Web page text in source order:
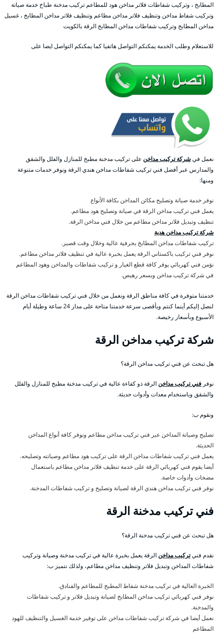
المطابخ ، وتركيب شفاطات فلاتر مداخن هود للمطاعم تركيب مدخنة طباخ خدمة صيانة
وتركيب شفاط مداخن وتنظيف فلاتر مداخن مطاعم وتنظيف فلاتر مداخن المطابخ ، غسيل
مداخن المطابخ وتركيب شفاطات مداخن المطابخ الرقة بالكويت
للاستعلام وطلب الخدمة يمكنكم التواصل هاتفيا كما يمكنكم التواصل ايضا على
نعمل فيشركة تركيب مداخن على تركيب مدخنة مطبخ للمنازل والفلل والشقق
والمدارس عبر أفضل فني تركيب شفاطات مداخن هندي الرقة ونوفر خدمات متنوعة
ومنها:
نوفر خدمة صيانة وتصليح مكائن المداخن بكافة الأنواع
يعمل فني تركيب مداخن الرقة في صيانة وتصليح هود مطاعم.
تنظيف وتبديل فلاتر مداخن مطاعم من خلال فني مداخن الرقة.
شركة تركيب مداخن هدية
تركيب شفاطات مداخن المطابخ بحرفية عالية وخلال وقت قصير.
نوفر فني تركيب باكستاني الرقة يعمل بخبرة عالية في تنظيف فلاتر مداخن مطاعم.
نؤمن فني كهربائي يوفر كافة قطع الغيار و تركيب شفاطات والمداخن وهود المطاعم
في شركة تركيب مداخن وبسعر رهيص.
خدمتنا متوفرة في كافة مناطق الرقة ونعمل من خلال فني تركيب شفاطات مداخن الرقة
لنصل إليكم أينما كنتم وبأقصى سرعة خدمتنا متاحة على مدار 24 ساعة وطيلة أيام
الأسبوع وبأسعار رخيصة.
شركة تركيب مداخن الرقة
هل تبحث عن فني تركيب مداخن الرقة؟
نوفر فني تركيب مداخنالرقة ذو كفاءة عالية في تركيب مدخنة مطبخ للمنازل والفلل
والشقق وباستخدام معدات وأدوات حديثة.
ونقوم ب:
تصليح وصيانة المداخن عبر فني تركيب مداخن مطاعم ونوفر كافة أنواع المداخن
الحديثة.
يعمل فني تركيب شفاطات مداخن الرقة على تركيب هود مطاعم وصيانته وتصليحه.
أيضا يقوم فني كهربائي الرقة على خدمة تنظيف فلاتر مداخن مطاعم باستعمال
مضخات وأدوات خاصة.
نوفر فني تركيب مداخن هندي الرقة لصيانة وتصليح و تركيب شفاطات المدخنة.
فني تركيب مدخنة الرقة
هل تبحث عن فني تركيب مدخنة الرقة؟
نقدم فنيتركيب مداخنالرقة يعمل بخبرة عالية في تركيب مدخنة وصيانة وتركيب
شفاطات المداخن وتبديل فلاتر وتنظيف مداخن مطاعم، ولذلك نتميز ب:
الخبرة العالية في تركيب مدخنة شفاط المطبخ للمطاعم والفنادق.
نوفر فني كهربائي تركيب مداخن المطابخ لصيانة وتبديل فلاتر و تركيب شفاطات
والمدخنة.
نعمل أيضا في شركة تركيب شفاطات مداخن على توفير خدمة الغسيل والتنظيف للهود
المطاعم